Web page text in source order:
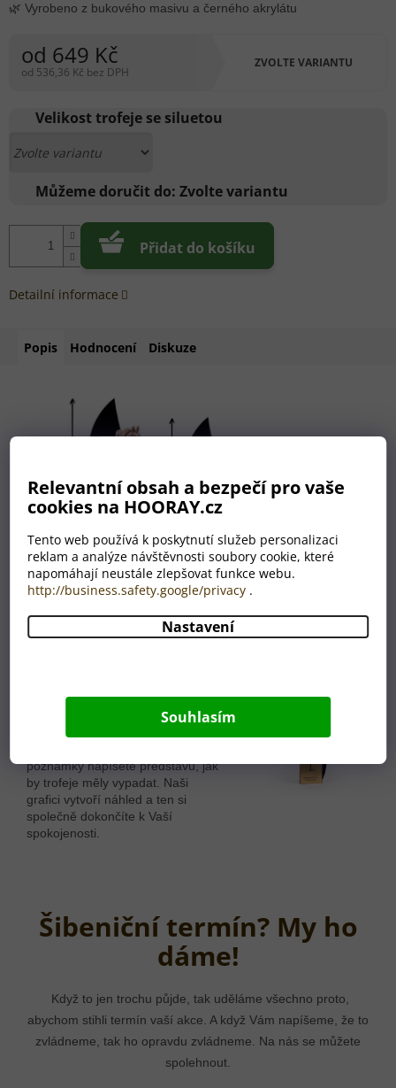
Relevantní obsah a bezpečí pro vaše
cookies na HOORAY.cz
Tento web používá k poskytnutí služeb personalizaci
reklam a analýze návštěvnosti soubory cookie, které
napomáhají neustále zlepšovat funkce webu.
http://business.safety.google/privacy .
Nastavení
Souhlasím
od 649 Kč
od 536,36 Kč bez DPH
cena:
ZVOLTE VARIANTU
Velikost trofeje se siluetou
Můžeme doručit do: Zvolte variantu
Přidat do košíku
🌿 Vyrobeno z bukového masivu a černého akrylátu
Detailní informace
Popis Hodnocení Diskuze
Nemáte grafika? Nevadí!
poznámky napíšete představu, jak
by trofeje měly vypadat. Naši
grafici vytvoří náhled a ten si
společně dokončíte k Vaší
spokojenosti.
Šibeniční termín? My ho
dáme!
Když to jen trochu půjde, tak uděláme všechno proto,
abychom stihli termín vaší akce. A když Vám napíšeme, že to
zvládneme, tak ho opravdu zvládneme. Na nás se můžete
spolehnout.